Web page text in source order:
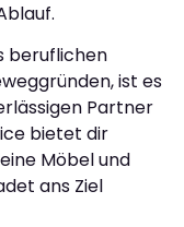
beruflichen
ist es
Partner
bietet dir
Möbel und
ans Ziel